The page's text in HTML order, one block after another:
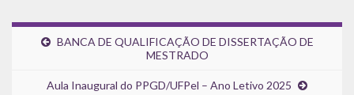
BANCA DE QUALIFICAÇÃO DE DISSERTAÇÃO DE
MESTRADO
Aula Inaugural do PPGD/UFPel – Ano Letivo 2025